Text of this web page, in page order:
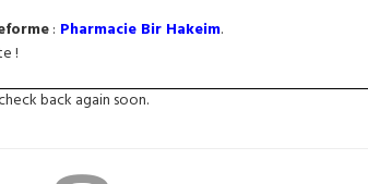
: Pharmacie Bir Hakeim.
!
back again soon.